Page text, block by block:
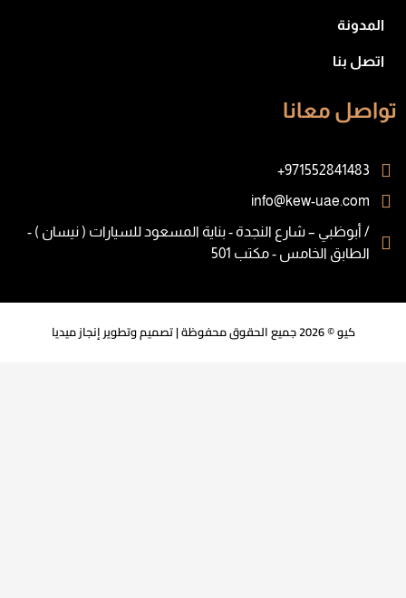
المدونة
اتصل بنا
تواصل معانا
971552841483+
info@kew-uae.com
/ أبوظبي – شارع النجدة - بناية المسعود للسيارات ( نيسان ) -
الطابق الخامس - مكتب 501
كيو© 2026 جميع الحقوق محفوظة | تصميم وتطوير إنجاز ميديا